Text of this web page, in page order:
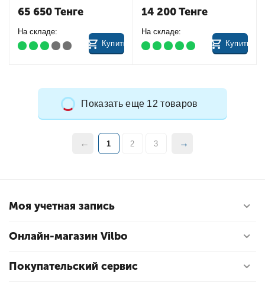
65 650Тенге
На складе:
Купить
14 200Тенге
На складе:
Купить
Показать еще 12 товаров
1 2 3
Моя учетная запись
Онлайн-магазин Vilbo
Покупательский сервис